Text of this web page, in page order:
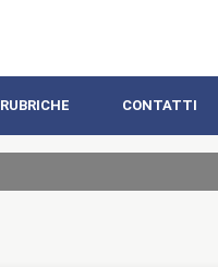
RUBRICHE CONTATTI